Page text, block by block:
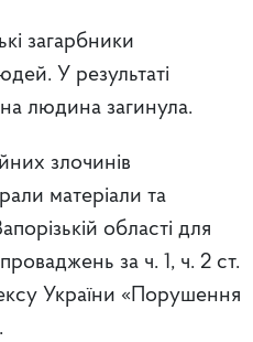
загарбники
У результаті
людина загинула.
злочинів
матеріали та
області для
за ч. 1, ч. 2 ст.
України «Порушення